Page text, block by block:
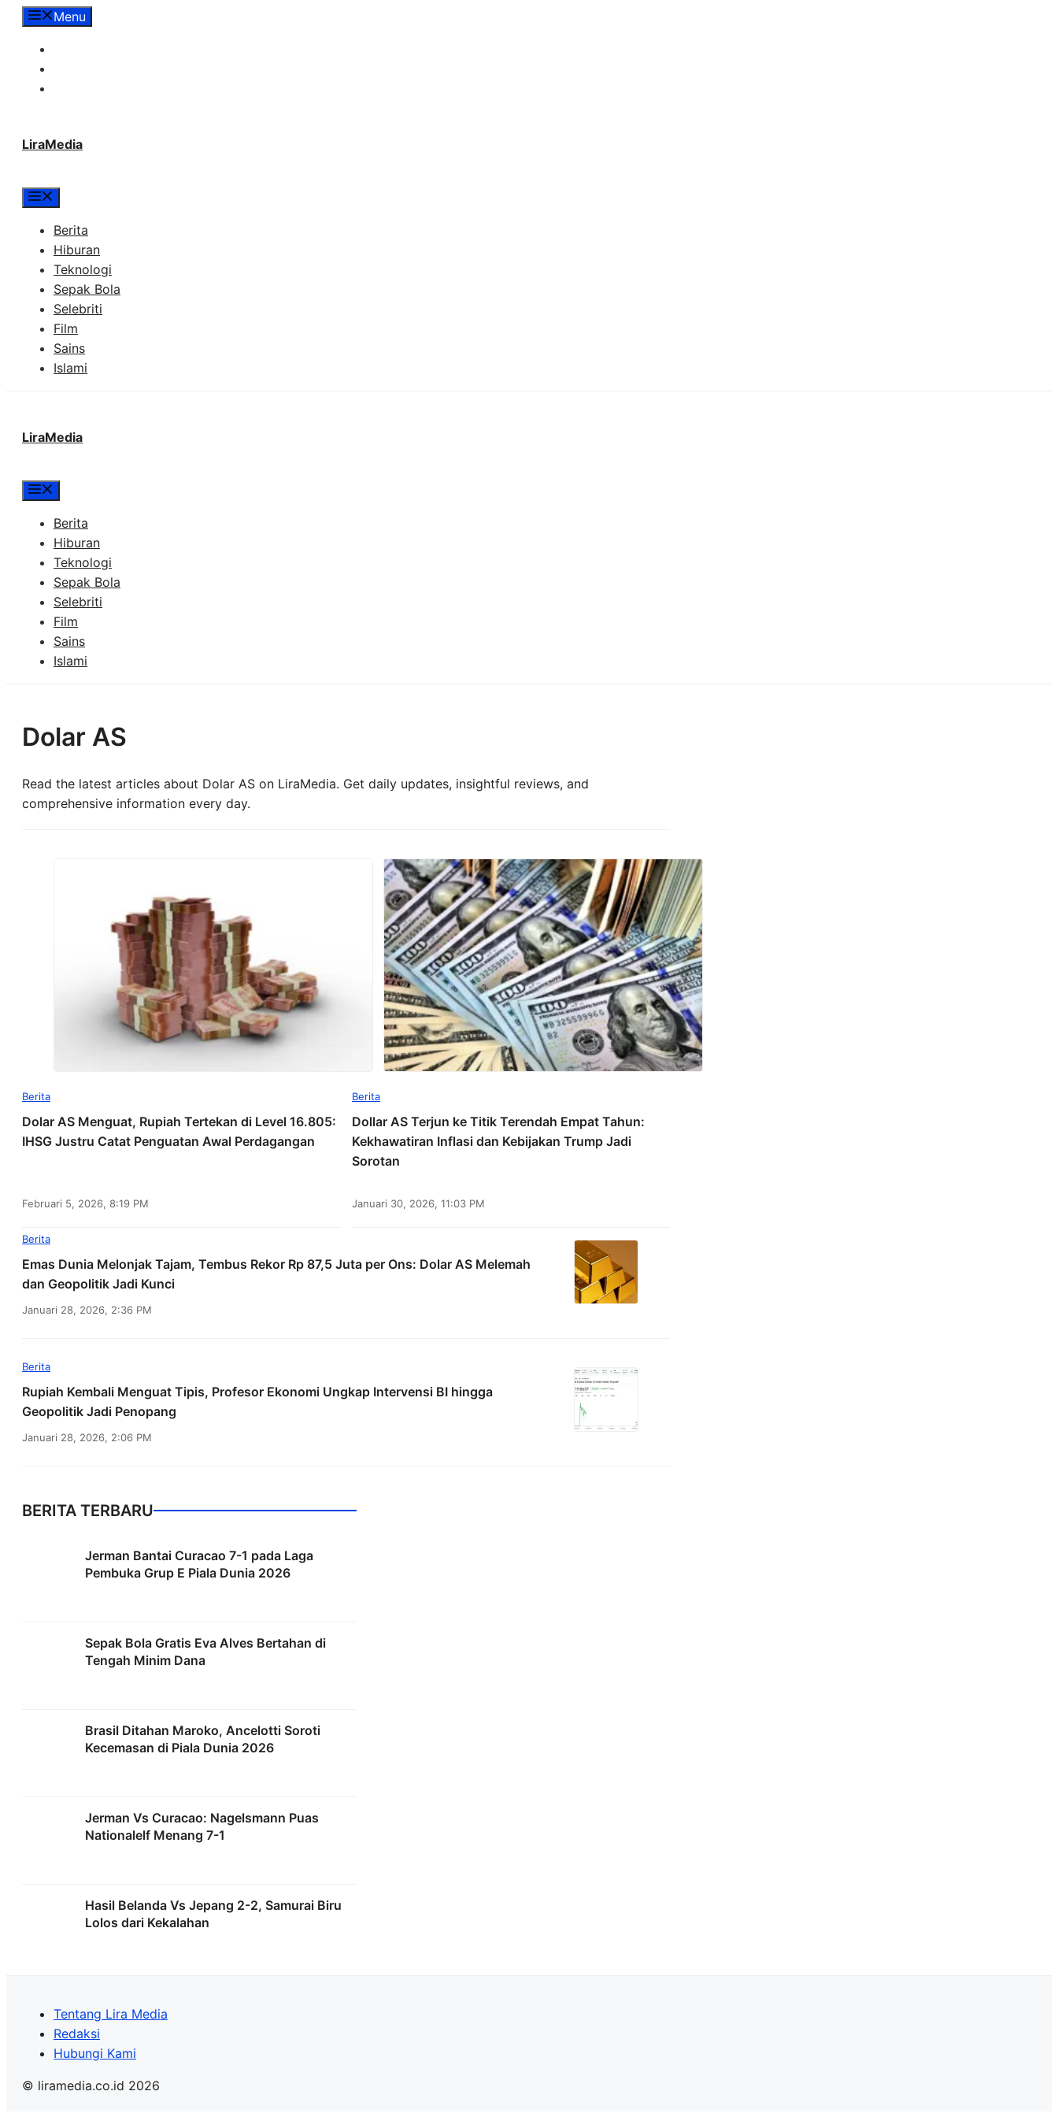
LangsungMenu
LiraMedia
Berita
Hiburan
Teknologi
Sepak Bola
Selebriti
Film
Sains
Islami
LiraMedia
Berita
Hiburan
Teknologi
Sepak Bola
Selebriti
Film
Sains
Islami
Dolar AS
Read the latest articles about Dolar AS on LiraMedia. Get daily updates, insightful reviews, and
comprehensive information every day.
Berita
Dolar AS Menguat, Rupiah Tertekan di Level 16.805:
IHSG Justru Catat Penguatan Awal Perdagangan
Februari 5, 2026, 8:19 PM
Berita
Dollar AS Terjun ke Titik Terendah Empat Tahun:
Kekhawatiran Inflasi dan Kebijakan Trump Jadi
Sorotan
Januari 30, 2026, 11:03 PM
Berita
Emas Dunia Melonjak Tajam, Tembus Rekor Rp 87,5 Juta per Ons: Dolar AS Melemah
dan Geopolitik Jadi Kunci
Januari 28, 2026, 2:36 PM
Berita
Rupiah Kembali Menguat Tipis, Profesor Ekonomi Ungkap Intervensi BI hingga
Geopolitik Jadi Penopang
Januari 28, 2026, 2:06 PM
BERITA TERBARU
Jerman Bantai Curacao 7-1 pada Laga
Pembuka Grup E Piala Dunia 2026
Sepak Bola Gratis Eva Alves Bertahan di
Tengah Minim Dana
Brasil Ditahan Maroko, Ancelotti Soroti
Kecemasan di Piala Dunia 2026
Jerman Vs Curacao: Nagelsmann Puas
Nationalelf Menang 7-1
Hasil Belanda Vs Jepang 2-2, Samurai Biru
Lolos dari Kekalahan
Tentang Lira Media
Redaksi
Hubungi Kami
© liramedia.co.id 2026